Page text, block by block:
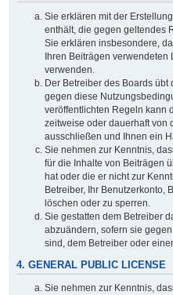
Sie erklären mit der
enthält, die gegen geltendes
Sie erklären insbesondere,
Ihren Beiträgen verwendeten
verwenden.
Der Betreiber des Boards übt
gegen diese
veröffentlichten Regeln kann
zeitweise oder dauerhaft von
ausschließen und Ihnen ein
Sie nehmen zur Kenntnis,
für die Inhalte von Beiträgen
hat oder die er nicht zur
Betreiber, Ihr Benutzerkonto,
löschen oder zu sperren.
Sie gestatten dem Betreiber
abzuändern, sofern sie
sind, dem Betreiber oder
4. GENERAL PUBLIC LICENSE
Sie nehmen zur Kenntnis,